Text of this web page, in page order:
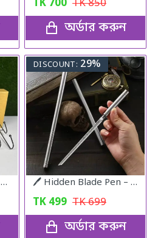
TK 700 TK850
অর্ডার করুন
Over The Door-Hook Hanger
DISCOUNT: 29%
🖊️ Hidden Blade Pen – Self Defense Tactical Tool
TK 499 TK699
অর্ডার করুন